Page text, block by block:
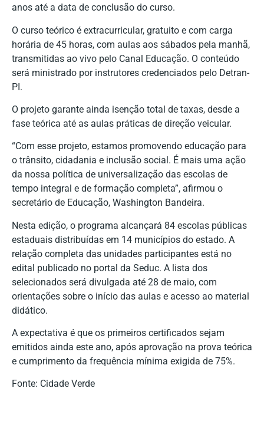
anos até a data de conclusão do curso.
O curso teórico é extracurricular, gratuito e com carga
horária de 45 horas, com aulas aos sábados pela manhã,
transmitidas ao vivo pelo Canal Educação. O conteúdo
será ministrado por instrutores credenciados pelo Detran-
PI.
O projeto garante ainda isenção total de taxas, desde a
fase teórica até as aulas práticas de direção veicular.
“Com esse projeto, estamos promovendo educação para
o trânsito, cidadania e inclusão social. É mais uma ação
da nossa política de universalização das escolas de
tempo integral e de formação completa”, afirmou o
secretário de Educação, Washington Bandeira.
Nesta edição, o programa alcançará 84 escolas públicas
estaduais distribuídas em 14 municípios do estado. A
relação completa das unidades participantes está no
edital publicado no portal da Seduc. A lista dos
selecionados será divulgada até 28 de maio, com
orientações sobre o início das aulas e acesso ao material
didático.
A expectativa é que os primeiros certificados sejam
emitidos ainda este ano, após aprovação na prova teórica
e cumprimento da frequência mínima exigida de 75%.
Fonte: Cidade Verde